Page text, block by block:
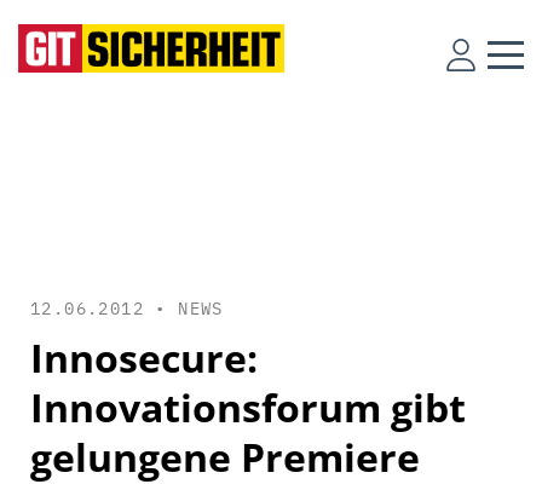
12.06.2012 • NEWS
Innosecure:
Innovationsforum gibt
gelungene Premiere